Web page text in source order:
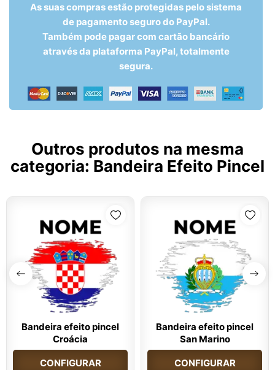
As suas compras estão protegidas pelo sistema
de pagamento seguro do PayPal.
Também pode pagar com cartão bancário
através da plataforma PayPal, totalmente
segura.
Outros produtos na mesma
categoria: Bandeira Efeito Pincel
Bandeira efeito pincel
Croácia
CONFIGURAR
Bandeira efeito pincel
San Marino
CONFIGURAR